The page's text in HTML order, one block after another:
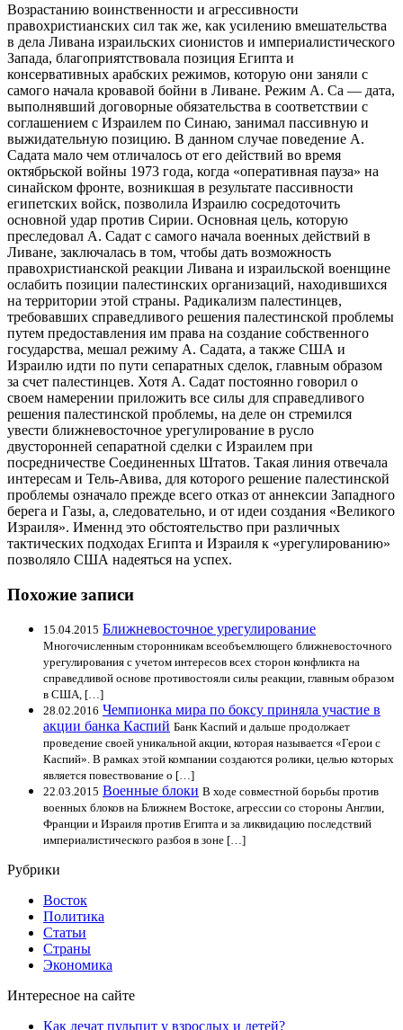
Возрастанию воинственности и агрессивности
правохристианских сил так же, как усилению вмешательства
в дела Ливана израильских сионистов и империалистического
Запада, благоприятствовала позиция Египта и
консервативных арабских режимов, которую они заняли с
самого начала кровавой бойни в Ливане. Режим А. Са — дата,
выполнявший договорные обязательства в соответствии с
соглашением с Израилем по Синаю, занимал пассивную и
выжидательную позицию. В данном случае поведение А.
Садата мало чем отличалось от его действий во время
октябрьской войны 1973 года, когда «оперативная пауза» на
синайском фронте, возникшая в результате пассивности
египетских войск, позволила Израилю сосредоточить
основной удар против Сирии. Основная цель, которую
преследовал А. Садат с самого начала военных действий в
Ливане, заключалась в том, чтобы дать возможность
правохристианской реакции Ливана и израильской военщине
ослабить позиции палестинских организаций, находившихся
на территории этой страны. Радикализм палестинцев,
требовавших справедливого решения палестинской проблемы
путем предоставления им права на создание собственного
государства, мешал режиму А. Садата, а также США и
Израилю идти по пути сепаратных сделок, главным образом
за счет палестинцев. Хотя А. Садат постоянно говорил о
своем намерении приложить все силы для справедливого
решения палестинской проблемы, на деле он стремился
увести ближневосточное урегулирование в русло
двусторонней сепаратной сделки с Израилем при
посредничестве Соединенных Штатов. Такая линия отвечала
интересам и Тель-Авива, для которого решение палестинской
проблемы означало прежде всего отказ от аннексии Западного
берега и Газы, а, следовательно, и от идеи создания «Великого
Израиля». Именнд это обстоятельство при различных
тактических подходах Египта и Израиля к «урегулированию»
позволяло США надеяться на успех.
Похожие записи
15.04.2015 Ближневосточное урегулирование
Многочисленным сторонникам всеобъемлющего ближневосточного
урегулирования с учетом интересов всех сторон конфликта на
справедливой основе противостояли силы реакции, главным образом
в США, […]
28.02.2016 Чемпионка мира по боксу приняла участие в
акции банка Каспий Банк Каспий и дальше продолжает
проведение своей уникальной акции, которая называется «Герои с
Каспий». В рамках этой компании создаются ролики, целью которых
является повествование о […]
22.03.2015 Военные блоки В ходе совместной борьбы против
военных блоков на Ближнем Востоке, агрессии со стороны Англии,
Франции и Израиля против Египта и за ликвидацию последствий
империалистического разбоя в зоне […]
Рубрики
Восток
Политика
Статьи
Страны
Экономика
Интересное на сайте
Как лечат пульпит у взрослых и детей?